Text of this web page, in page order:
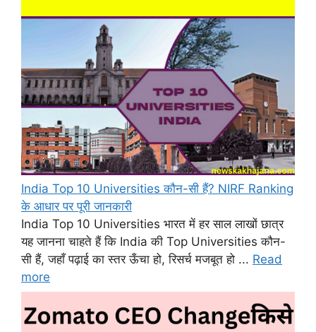
India Top 10 Universities कौन-सी हैं? NIRF Ranking
के आधार पर पूरी जानकारी
India Top 10 Universities भारत में हर साल लाखों छात्र
यह जानना चाहते हैं कि India की Top Universities कौन-
सी हैं, जहाँ पढ़ाई का स्तर ऊँचा हो, रिसर्च मजबूत हो ... Read
more